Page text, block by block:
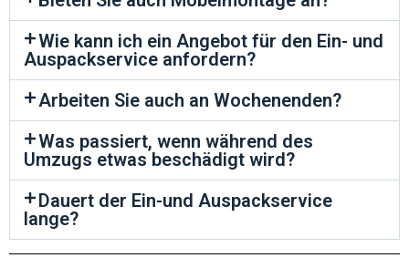
Wie kann ich ein Angebot für den Ein- und
Auspackservice anfordern?
Arbeiten Sie auch an Wochenenden?
Was passiert, wenn während des
Umzugs etwas beschädigt wird?
Dauert der Ein-und Auspackservice
lange?